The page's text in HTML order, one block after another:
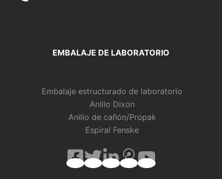
EMBALAJE DE LABORATORIO
Embalaje estructurado de laboratorio
Anillo Dixon
Anillo de cañón/Propak
Espiral Fenske